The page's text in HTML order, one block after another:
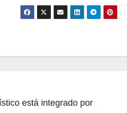
está integrado por